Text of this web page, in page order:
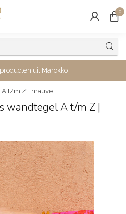
0
uit Marokko
A t/m Z | mauve
wandtegel A t/m Z |